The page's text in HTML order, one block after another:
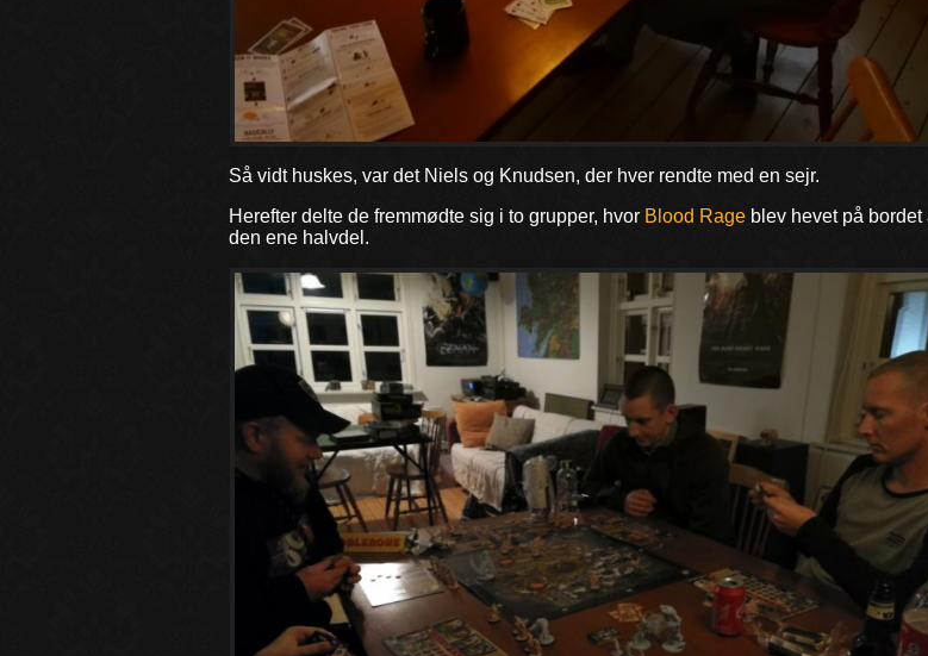
Så vidt huskes, var det Niels og Knudsen, der hver rendte med en sejr.
Herefter delte de fremmødte sig i to grupper, hvor Blood Rage blev hevet på bordet
den ene halvdel.